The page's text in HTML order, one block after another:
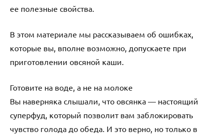
ее полезные свойства.
В этом материале мы рассказываем об ошибках,
которые вы, вполне возможно, допускаете при
приготовлении овсяной каши.
Готовите на воде, а не на молоке
Вы наверняка слышали, что овсянка — настоящий
суперфуд, который позволит вам заблокировать
чувство голода до обеда. И это верно, но только в